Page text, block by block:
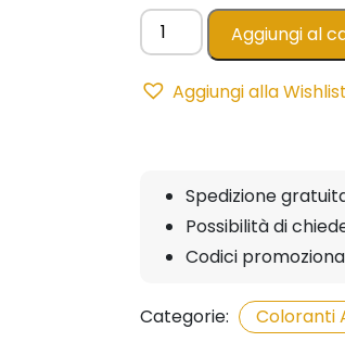
Glaze
Spray
-
quantità
Aggiungi al
Aggiungi alla Wishlist
Spedizione
Possibilità di
Codici
Categorie: Coloranti